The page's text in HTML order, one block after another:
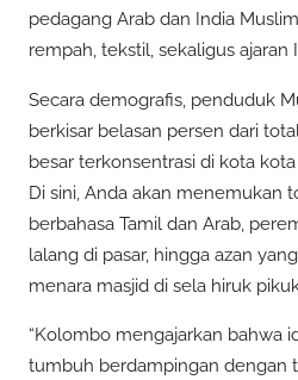
pedagang Arab dan India
rempah, tekstil, sekaligus ajaran
Secara demografis, penduduk
berkisar belasan persen dari
besar terkonsentrasi di kota
Di sini, Anda akan menemukan
berbahasa Tamil dan Arab,
lalang di pasar, hingga azan
menara masjid di sela hiruk
“Kolombo mengajarkan bahwa
tumbuh berdampingan dengan